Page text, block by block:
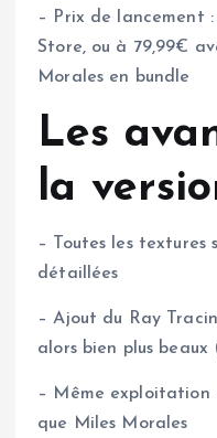
– Prix de lancement
Store, ou à 79,99€
Morales en bundle
Les
la
– Toutes les textures
détaillées
– Ajout du Ray
alors bien plus
– Même exploitation
que Miles Morales